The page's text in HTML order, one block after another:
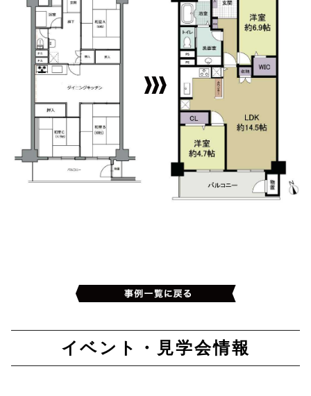
イベント・見学会情報